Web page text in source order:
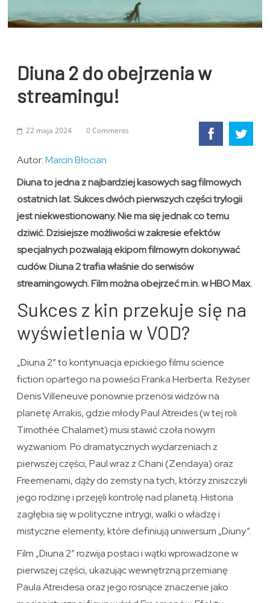
Diuna 2 do obejrzenia w
streamingu!
22 maja 2024 0 Comments
Autor:Marcin Błocian
Diuna to jedna z najbardziej kasowych sag filmowych
ostatnich lat. Sukces dwóch pierwszych części trylogii
jest niekwestionowany. Nie ma się jednak co temu
dziwić. Dzisiejsze możliwości w zakresie efektów
specjalnych pozwalają ekipom filmowym dokonywać
cudów. Diuna 2 trafia właśnie do serwisów
streamingowych. Film można obejrzeć m.in. w HBO Max.
Sukces z kin przekuje się na
wyświetlenia w VOD?
„Diuna 2” to kontynuacja epickiego filmu science
fiction opartego na powieści Franka Herberta. Reżyser
Denis Villeneuve ponownie przenosi widzów na
planetę Arrakis, gdzie młody Paul Atreides (w tej roli
Timothée Chalamet) musi stawić czoła nowym
wyzwaniom. Po dramatycznych wydarzeniach z
pierwszej części, Paul wraz z Chani (Zendaya) oraz
Freemenami, dąży do zemsty na tych, którzy zniszczyli
jego rodzinę i przejęli kontrolę nad planetą. Historia
zagłębia się w polityczne intrygi, walki o władzę i
mistyczne elementy, które definiują uniwersum „Diuny”.
Film „Diuna 2” rozwija postaci i wątki wprowadzone w
pierwszej części, ukazując wewnętrzną przemianę
Paula Atreidesa oraz jego rosnące znaczenie jako